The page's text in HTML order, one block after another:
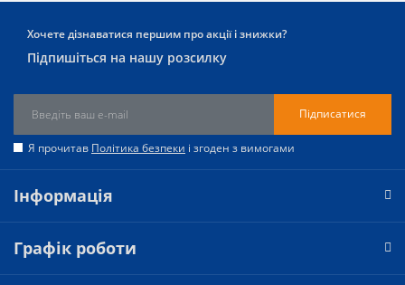
Хочете дізнаватися першим про акції і знижки?
Підпишіться на нашу розсилку
Підписатися
Я прочитав Політика безпеки і згоден з вимогами
Інформація
Графік роботи